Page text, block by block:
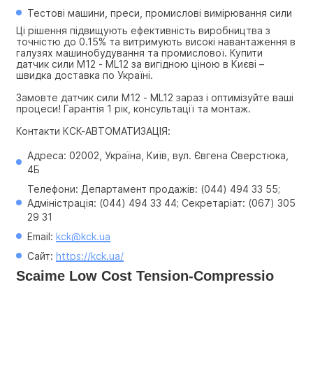
Тестові машини, преси, промислові вимірювання сили
Ці рішення підвищують ефективність виробництва з
точністю до 0.15% та витримують високі навантаження в
галузях машинобудування та промислової. Купити
датчик сили M12 - ML12 за вигідною ціною в Києві –
швидка доставка по Україні.
Замовте датчик сили M12 - ML12 зараз і оптимізуйте ваші
процеси! Гарантія 1 рік, консультації та монтаж.
Контакти КСК-АВТОМАТИЗАЦІЯ:
Адреса: 02002, Україна, Київ, вул. Євгена Сверстюка,
4Б
Телефони: Департамент продажів: (044) 494 33 55;
Адміністрація: (044) 494 33 44; Секретаріат: (067) 305
29 31
Email: kck@kck.ua
Сайт: https://kck.ua/
Scaime Low Cost Tension-Compressio